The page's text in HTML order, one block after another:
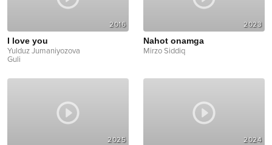
2016
I love you
Yulduz Jumaniyozova
Guli
2023
Nahot onamga
Mirzo Siddiq
2025 2024